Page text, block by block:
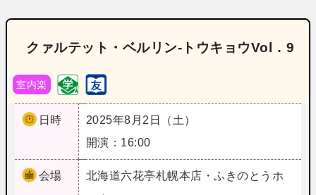
クァルテット・ベルリン‐トウキョウVol．9
室内楽
日時
2025年8月2日（土）
開演：16:00
会場 北海道六花亭札幌本店・ふきのとうホ